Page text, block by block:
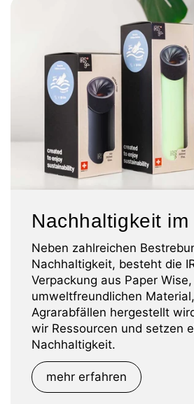
Nachhaltigkeit im
Neben zahlreichen
Nachhaltigkeit, besteht die
Verpackung aus Paper
umweltfreundlichen
Agrarabfällen hergestellt
wir Ressourcen und setzen
Nachhaltigkeit.
mehr erfahren